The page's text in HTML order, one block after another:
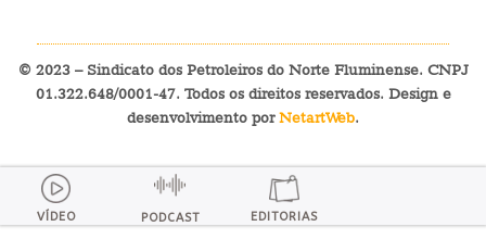
© 2023 – Sindicato dos Petroleiros do Norte Fluminense. CNPJ
01.322.648/0001-47. Todos os direitos reservados. Design e
desenvolvimento porNetartWeb.
VÍDEO PODCAST EDITORIAS